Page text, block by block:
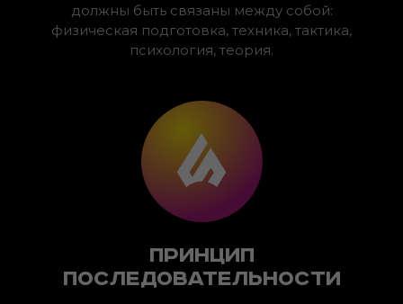
должны быть связаны между собой:
физическая подготовка, техника, тактика,
психология, теория.
Принцип
последовательности